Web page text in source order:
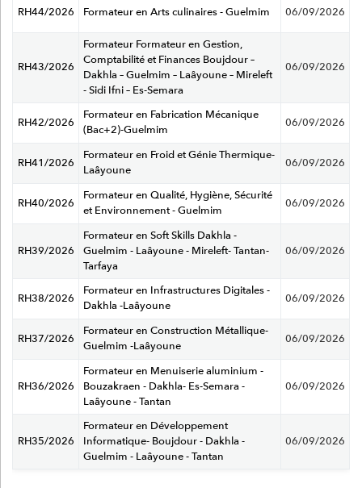
RH44/2026 Formateur en Arts culinaires - Guelmim 06/09/2026
RH43/2026
Formateur Formateur en Gestion,
Comptabilité et Finances Boujdour –
Dakhla – Guelmim – Laâyoune – Mireleft
- Sidi Ifni – Es-Semara
06/09/2026
RH42/2026
Formateur en Fabrication Mécanique
(Bac+2)-Guelmim
06/09/2026
RH41/2026
Formateur en Froid et Génie Thermique-
Laâyoune
06/09/2026
RH40/2026
Formateur en Qualité, Hygiène, Sécurité
et Environnement - Guelmim
06/09/2026
RH39/2026
Formateur en Soft Skills Dakhla -
Guelmim - Laâyoune - Mireleft- Tantan-
Tarfaya
06/09/2026
RH38/2026
Formateur en Infrastructures Digitales -
Dakhla -Laâyoune
06/09/2026
RH37/2026
Formateur en Construction Métallique-
Guelmim -Laâyoune
06/09/2026
RH36/2026
Formateur en Menuiserie aluminium -
Bouzakraen - Dakhla- Es-Semara -
Laâyoune - Tantan
06/09/2026
RH35/2026
Formateur en Développement
Informatique- Boujdour - Dakhla -
Guelmim - Laâyoune - Tantan
06/09/2026